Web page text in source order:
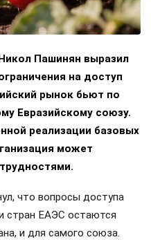
Пашинян выразил
на доступ
рынок бьют по
Евразийскому союзу.
реализации базовых
может
что вопросы доступа
стран ЕАЭС остаются
и для самого союза.